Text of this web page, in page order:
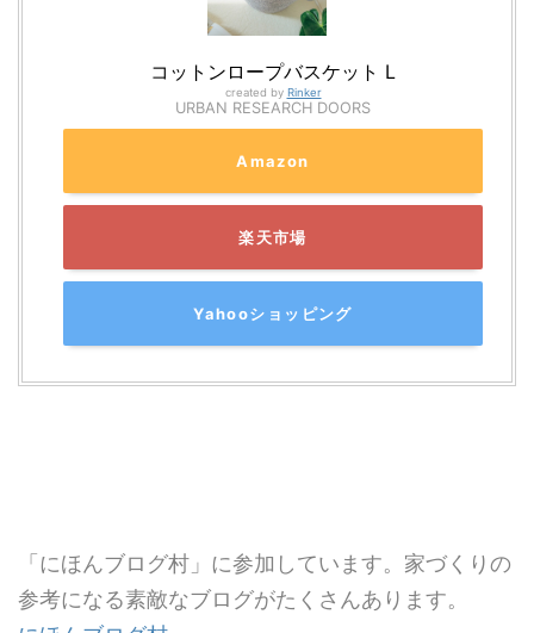
コットンロープバスケット L
created by Rinker
URBAN RESEARCH DOORS
Amazon
楽天市場
Yahooショッピング
「にほんブログ村」に参加しています。家づくりの
参考になる素敵なブログがたくさんあります。